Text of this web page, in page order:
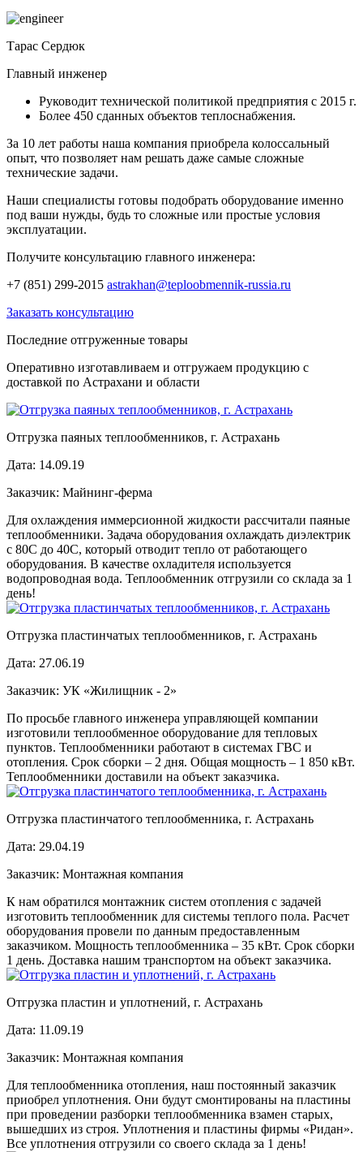
Тарас Сердюк
Главный инженер
Руководит технической политикой предприятия с 2015 г.
Более 450 сданных объектов теплоснабжения.
За 10 лет работы наша компания приобрела колоссальный
опыт, что позволяет нам решать даже самые сложные
технические задачи.
Наши специалисты готовы подобрать оборудование именно
под ваши нужды, будь то сложные или простые условия
эксплуатации.
Получите консультацию главного инженера:
+7 (851) 299-2015 astrakhan@teploobmennik-russia.ru
Заказать консультацию
Последние отгруженные товары
Оперативно изготавливаем и отгружаем продукцию с
доставкой по Астрахани и области
Отгрузка паяных теплообменников, г. Астрахань
Дата: 14.09.19
Заказчик: Майнинг-ферма
Для охлаждения иммерсионной жидкости рассчитали паяные
теплообменники. Задача оборудования охлаждать диэлектрик
с 80С до 40С, который отводит тепло от работающего
оборудования. В качестве охладителя используется
водопроводная вода. Теплообменник отгрузили со склада за 1
день!
Отгрузка пластинчатых теплообменников, г. Астрахань
Дата: 27.06.19
Заказчик: УК «Жилищник - 2»
По просьбе главного инженера управляющей компании
изготовили теплообменное оборудование для тепловых
пунктов. Теплообменники работают в системах ГВС и
отопления. Срок сборки – 2 дня. Общая мощность – 1 850 кВт.
Теплообменники доставили на объект заказчика.
Отгрузка пластинчатого теплообменника, г. Астрахань
Дата: 29.04.19
Заказчик: Монтажная компания
К нам обратился монтажник систем отопления с задачей
изготовить теплообменник для системы теплого пола. Расчет
оборудования провели по данным предоставленным
заказчиком. Мощность теплообменника – 35 кВт. Срок сборки
1 день. Доставка нашим транспортом на объект заказчика.
Отгрузка пластин и уплотнений, г. Астрахань
Дата: 11.09.19
Заказчик: Монтажная компания
Для теплообменника отопления, наш постоянный заказчик
приобрел уплотнения. Они будут смонтированы на пластины
при проведении разборки теплообменника взамен старых,
вышедших из строя. Уплотнения и пластины фирмы «Ридан».
Все уплотнения отгрузили со своего склада за 1 день!